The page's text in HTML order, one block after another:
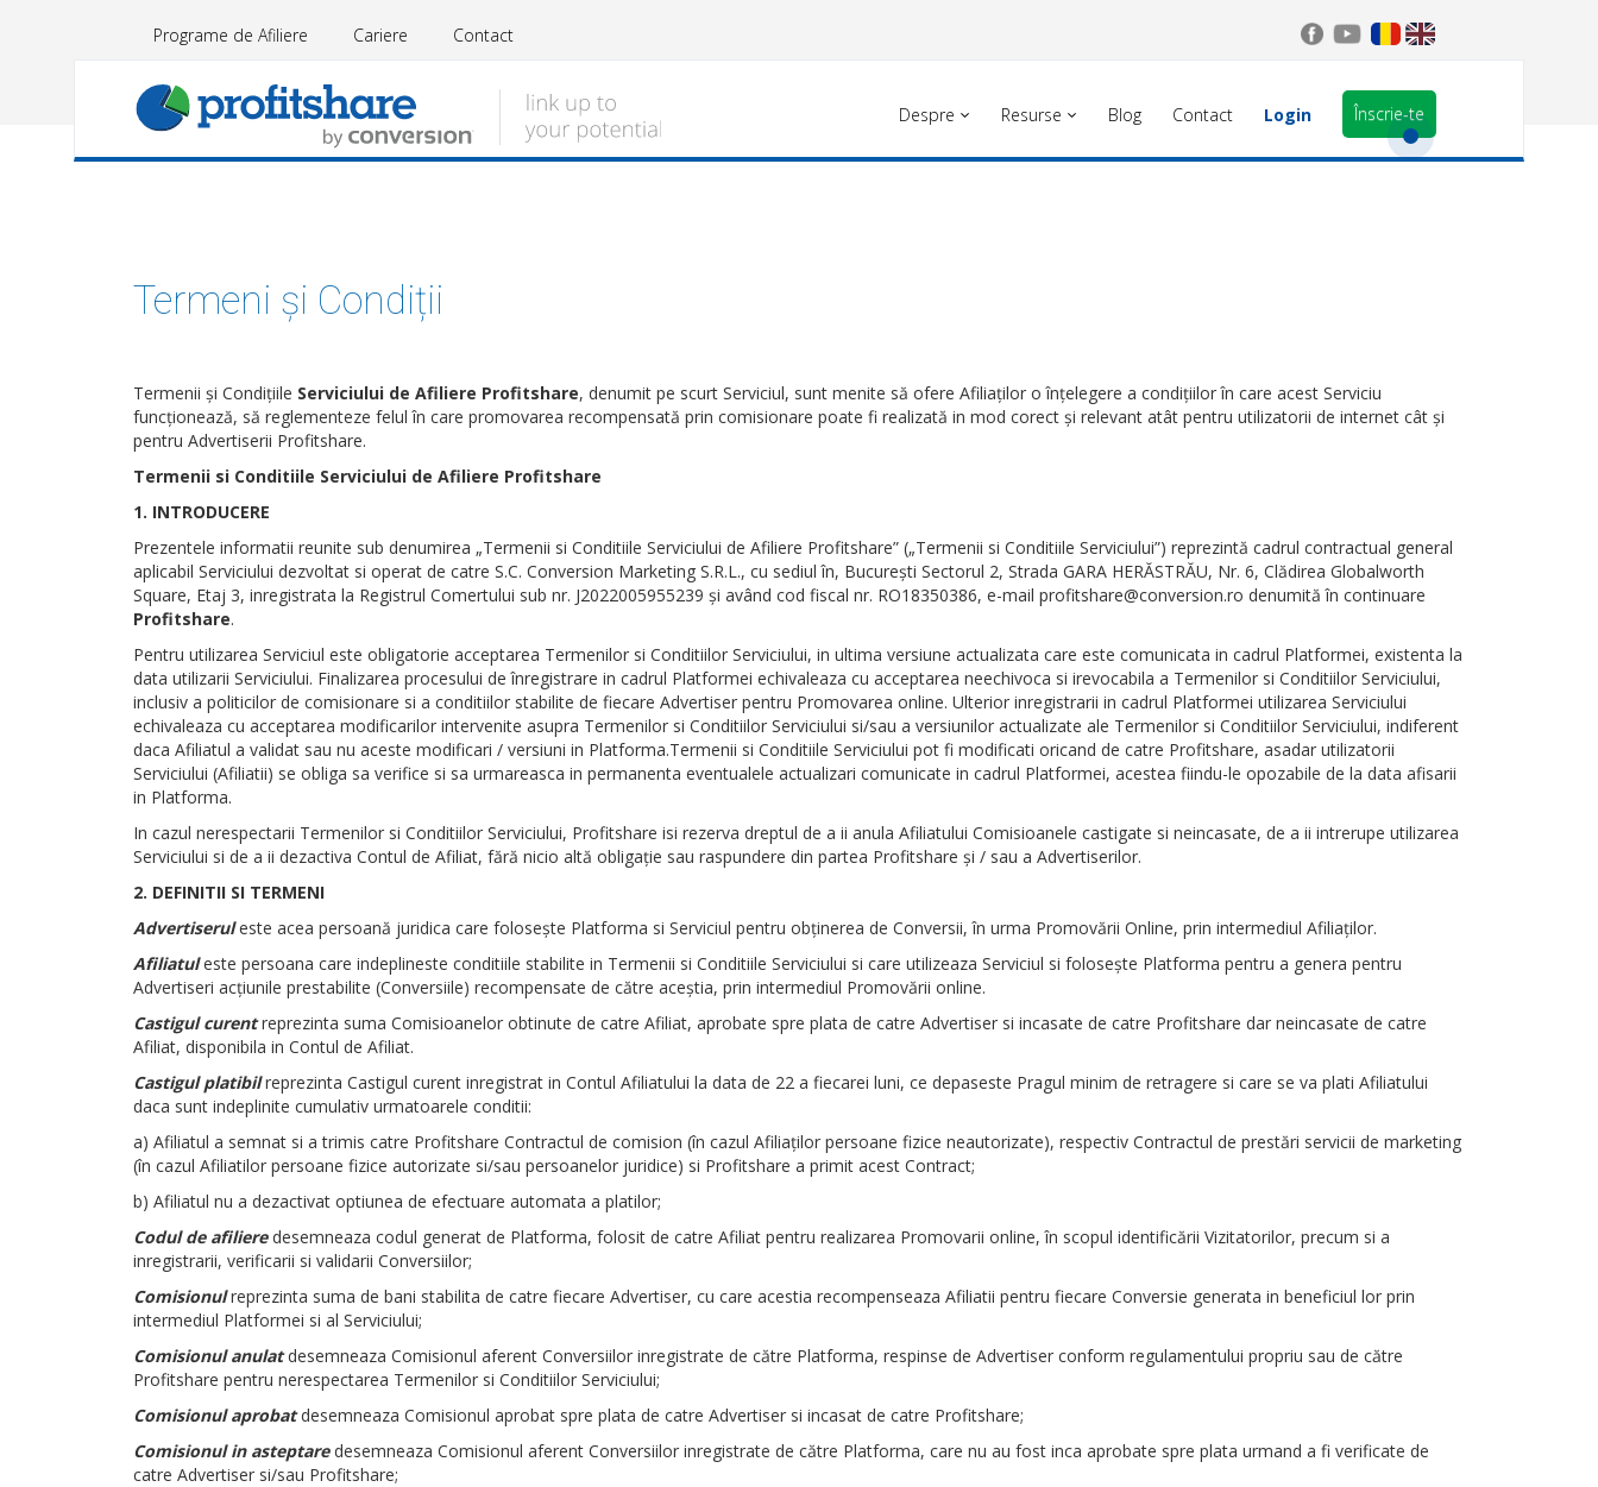
Programe de Afiliere Cariere Contact
Despre Resurse Blog Contact Login Înscrie-te
Termeni și Condiții
Termenii și Condițiile Serviciului de Afiliere Profitshare, denumit pe scurt Serviciul, sunt menite să ofere Afiliaților o înțelegere a condiţiilor în care acest Serviciu
funcționează, să reglementeze felul în care promovarea recompensată prin comisionare poate fi realizată in mod corect și relevant atât pentru utilizatorii de internet cât și
pentru Advertiserii Profitshare.
Termenii si Conditiile Serviciului de Afiliere Profitshare
1. INTRODUCERE
Prezentele informatii reunite sub denumirea „Termenii si Conditiile Serviciului de Afiliere Profitshare” („Termenii si Conditiile Serviciului”) reprezintă cadrul contractual general
aplicabil Serviciului dezvoltat si operat de catre S.C. Conversion Marketing S.R.L., cu sediul în, Bucureşti Sectorul 2, Strada GARA HERĂSTRĂU, Nr. 6, Clădirea Globalworth
Square, Etaj 3, inregistrata la Registrul Comertului sub nr. J2022005955239 și având cod fiscal nr. RO18350386, e-mail profitshare@conversion.ro denumită în continuare
Profitshare.
Pentru utilizarea Serviciul este obligatorie acceptarea Termenilor si Conditiilor Serviciului, in ultima versiune actualizata care este comunicata in cadrul Platformei, existenta la
data utilizarii Serviciului. Finalizarea procesului de înregistrare in cadrul Platformei echivaleaza cu acceptarea neechivoca si irevocabila a Termenilor si Conditiilor Serviciului,
inclusiv a politicilor de comisionare si a conditiilor stabilite de fiecare Advertiser pentru Promovarea online. Ulterior inregistrarii in cadrul Platformei utilizarea Serviciului
echivaleaza cu acceptarea modificarilor intervenite asupra Termenilor si Conditiilor Serviciului si/sau a versiunilor actualizate ale Termenilor si Conditiilor Serviciului, indiferent
daca Afiliatul a validat sau nu aceste modificari / versiuni in Platforma.Termenii si Conditiile Serviciului pot fi modificati oricand de catre Profitshare, asadar utilizatorii
Serviciului (Afiliatii) se obliga sa verifice si sa urmareasca in permanenta eventualele actualizari comunicate in cadrul Platformei, acestea fiindu-le opozabile de la data afisarii
in Platforma.
In cazul nerespectarii Termenilor si Conditiilor Serviciului, Profitshare isi rezerva dreptul de a ii anula Afiliatului Comisioanele castigate si neincasate, de a ii intrerupe utilizarea
Serviciului si de a ii dezactiva Contul de Afiliat, fără nicio altă obligaţie sau raspundere din partea Profitshare şi / sau a Advertiserilor.
2. DEFINITII SI TERMENI
Advertiseruleste acea persoană juridica care foloseşte Platforma si Serviciul pentru obţinerea de Conversii, în urma Promovării Online, prin intermediul Afiliaţilor.
Afiliatuleste persoana care indeplineste conditiile stabilite in Termenii si Conditiile Serviciului si care utilizeaza Serviciul si foloseşte Platforma pentru a genera pentru
Advertiseri acţiunile prestabilite (Conversiile) recompensate de către aceştia, prin intermediul Promovării online.
Castigul curentreprezinta suma Comisioanelor obtinute de catre Afiliat, aprobate spre plata de catre Advertiser si incasate de catre Profitshare dar neincasate de catre
Afiliat, disponibila in Contul de Afiliat.
Castigul platibilreprezinta Castigul curent inregistrat in Contul Afiliatului la data de 22 a fiecarei luni, ce depaseste Pragul minim de retragere si care se va plati Afiliatului
daca sunt indeplinite cumulativ urmatoarele conditii:
a) Afiliatul a semnat si a trimis catre Profitshare Contractul de comision (în cazul Afiliaţilor persoane fizice neautorizate), respectiv Contractul de prestări servicii de marketing
(în cazul Afiliatilor persoane fizice autorizate si/sau persoanelor juridice) si Profitshare a primit acest Contract;
b) Afiliatul nu a dezactivat optiunea de efectuare automata a platilor;
Codul de afilieredesemneaza codul generat de Platforma, folosit de catre Afiliat pentru realizarea Promovarii online, în scopul identificării Vizitatorilor, precum si a
inregistrarii, verificarii si validarii Conversiilor;
Comisionulreprezinta suma de bani stabilita de catre fiecare Advertiser, cu care acestia recompenseaza Afiliatii pentru fiecare Conversie generata in beneficiul lor prin
intermediul Platformei si al Serviciului;
Comisionul anulatdesemneaza Comisionul aferent Conversiilor inregistrate de către Platforma, respinse de Advertiser conform regulamentului propriu sau de către
Profitshare pentru nerespectarea Termenilor si Conditiilor Serviciului;
Comisionul aprobatdesemneaza Comisionul aprobat spre plata de catre Advertiser si incasat de catre Profitshare;
Comisionul in asteptaredesemneaza Comisionul aferent Conversiilor inregistrate de către Platforma, care nu au fost inca aprobate spre plata urmand a fi verificate de
catre Advertiser si/sau Profitshare;